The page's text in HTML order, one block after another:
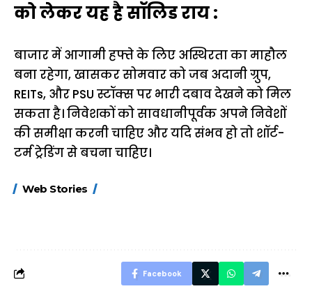
को लेकर यह है सॉलिड राय :
बाजार में आगामी हफ्ते के लिए अस्थिरता का माहौल
बना रहेगा, खासकर सोमवार को जब अदानी ग्रुप,
REITs, और PSU स्टॉक्स पर भारी दबाव देखने को मिल
सकता है। निवेशकों को सावधानीपूर्वक अपने निवेशों
की समीक्षा करनी चाहिए और यदि संभव हो तो शॉर्ट-
टर्म ट्रेडिंग से बचना चाहिए।
Web Stories
FASTag के ये नए
Facebook